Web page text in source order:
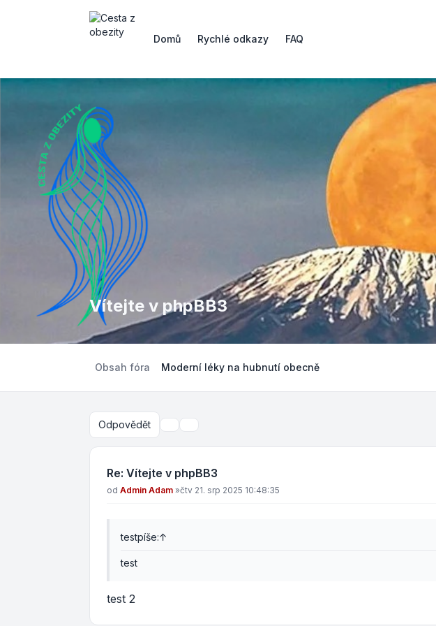
Domů Rychlé odkazy FAQ
Vítejte v phpBB3
Obsah fóra Moderní léky na hubnutí obecně
Odpovědět Nástroje tématu
Hledat
Re: Vítejte v phpBB3
Příspěvek
od Admin Adam »čtv 21. srp 2025 10:48:35
testpíše:↑
test
test 2